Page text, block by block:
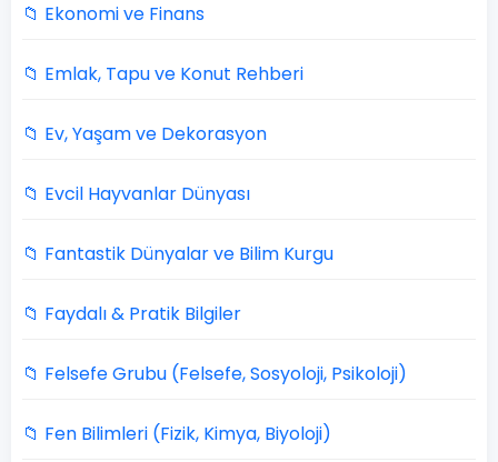
📁 Ekonomi ve Finans
📁 Emlak, Tapu ve Konut Rehberi
📁 Ev, Yaşam ve Dekorasyon
📁 Evcil Hayvanlar Dünyası
📁 Fantastik Dünyalar ve Bilim Kurgu
📁 Faydalı & Pratik Bilgiler
📁 Felsefe Grubu (Felsefe, Sosyoloji, Psikoloji)
📁 Fen Bilimleri (Fizik, Kimya, Biyoloji)